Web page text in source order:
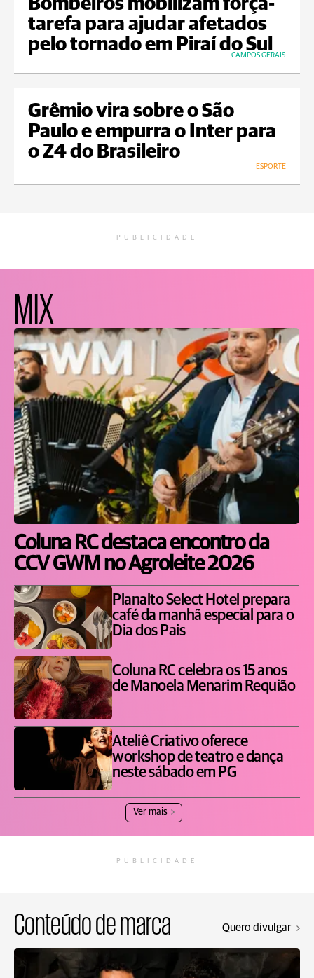
Bombeiros mobilizam força-
tarefa para ajudar afetados
pelo tornado em Piraí do Sul
CAMPOS GERAIS
Grêmio vira sobre o São
Paulo e empurra o Inter para
o Z4 do Brasileiro
ESPORTE
PUBLICIDADE
MIX
Coluna RC destaca encontro da
CCV GWM no Agroleite 2026
Planalto Select Hotel prepara
café da manhã especial para o
Dia dos Pais
Coluna RC celebra os 15 anos
de Manoela Menarim Requião
Ateliê Criativo oferece
workshop de teatro e dança
neste sábado em PG
Ver mais
PUBLICIDADE
Conteúdo de marca Quero divulgar